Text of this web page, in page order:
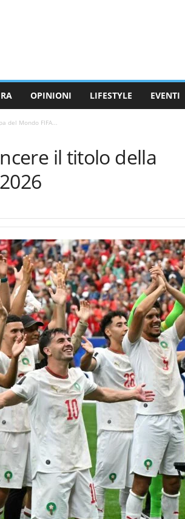
OPINIONI LIFESTYLE EVENTI
del Mondo FIFA...
il titolo della